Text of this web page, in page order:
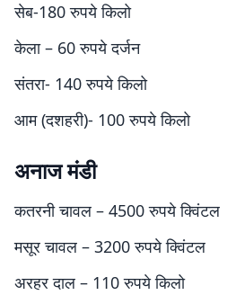
सेब-180 रुपये किलो
केला – 60 रुपये दर्जन
संतरा- 140 रुपये किलो
आम (दशहरी)- 100 रुपये किलो
अनाज मंडी
कतरनी चावल – 4500 रुपये क्विंटल
मसूर चावल – 3200 रुपये क्विंटल
अरहर दाल – 110 रुपये किलो